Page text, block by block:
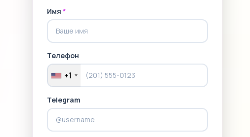
Имя *
Телефон
+1
Telegram